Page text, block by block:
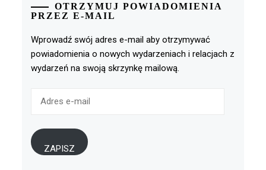
OTRZYMUJ POWIADOMIENIA
PRZEZ E-MAIL
Wprowadź swój adres e-mail aby otrzymywać
powiadomienia o nowych wydarzeniach i relacjach z
wydarzeń na swoją skrzynkę mailową.
ZAPISZ